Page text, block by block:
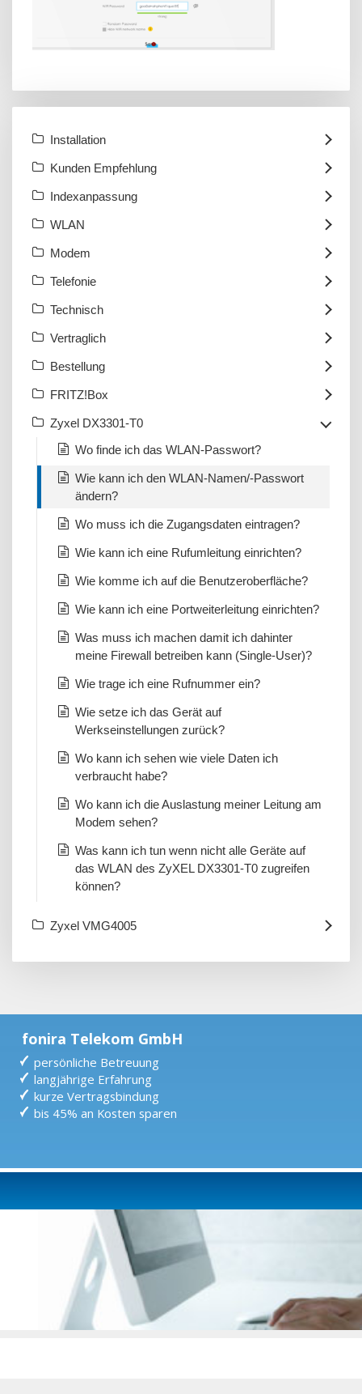
fonira Telekom GmbH
persönliche Betreuung
langjährige Erfahrung
kurze Vertragsbindung
bis 45% an Kosten sparen
Installation
Kunden Empfehlung
Indexanpassung
WLAN
Modem
Telefonie
Technisch
Vertraglich
Bestellung
FRITZ!Box
Zyxel DX3301-T0
Wo finde ich das WLAN-Passwort?
Wie kann ich den WLAN-Namen/-Passwort
ändern?
Wo muss ich die Zugangsdaten eintragen?
Wie kann ich eine Rufumleitung einrichten?
Wie komme ich auf die Benutzeroberfläche?
Wie kann ich eine Portweiterleitung einrichten?
Was muss ich machen damit ich dahinter
meine Firewall betreiben kann (Single-User)?
Wie trage ich eine Rufnummer ein?
Wie setze ich das Gerät auf
Werkseinstellungen zurück?
Wo kann ich sehen wie viele Daten ich
verbraucht habe?
Wo kann ich die Auslastung meiner Leitung am
Modem sehen?
Was kann ich tun wenn nicht alle Geräte auf
das WLAN des ZyXEL DX3301-T0 zugreifen
können?
Zyxel VMG4005